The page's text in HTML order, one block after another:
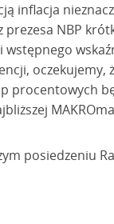
inflacja
prezesa NBP
procentowych
posiedzeniu